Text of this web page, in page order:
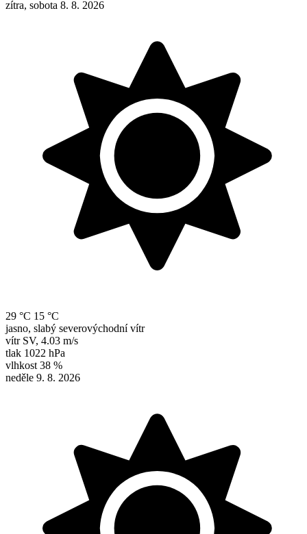
zítra, sobota 8. 8. 2026
29 °C 15 °C
jasno, slabý severovýchodní vítr
vítr SV, 4.03 m/s
tlak 1022 hPa
vlhkost 38 %
neděle 9. 8. 2026